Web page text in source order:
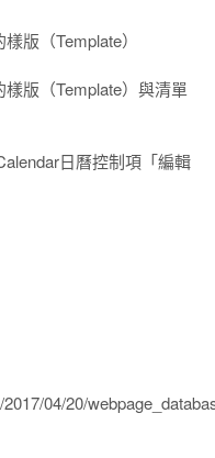
版（Template）
版（Template）與清單
日曆控制項「編輯
04/20/